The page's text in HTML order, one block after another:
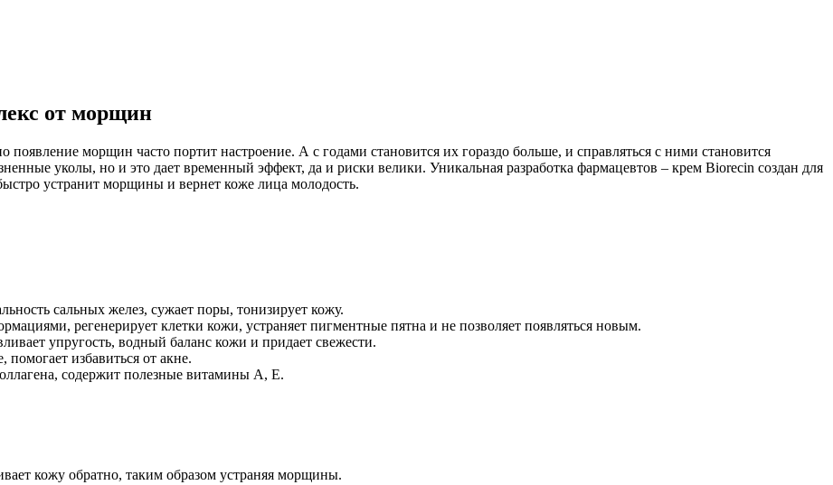
от морщин
морщин часто портит настроение. А с годами становится их гораздо больше, и справляться с ними становится
уколы, но и это дает временный эффект, да и риски велики. Уникальная разработка фармацевтов – крем Biorecin создан для
устранит морщины и вернет коже лица молодость.
сальных желез, сужает поры, тонизирует кожу.
регенерирует клетки кожи, устраняет пигментные пятна и не позволяет появляться новым.
упругость, водный баланс кожи и придает свежести.
избавиться от акне.
содержит полезные витамины А, Е.
кожу обратно, таким образом устраняя морщины.